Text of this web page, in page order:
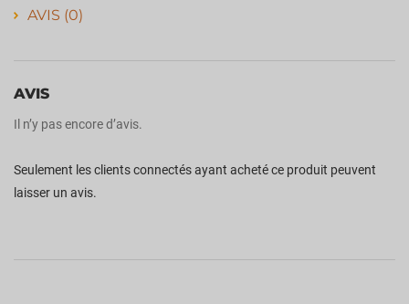
AVIS (0)
AVIS
Il n’y pas encore d’avis.
Seulement les clients connectés ayant acheté ce produit peuvent
laisser un avis.